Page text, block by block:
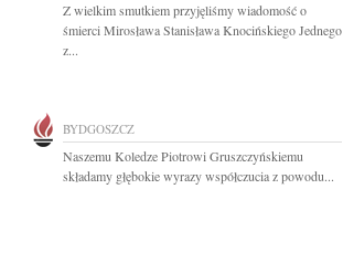
Z wielkim smutkiem przyjęliśmy wiadomość o
śmierci Mirosława Stanisława Knocińskiego Jednego
z...
BYDGOSZCZ
Naszemu Koledze Piotrowi Gruszczyńskiemu
składamy głębokie wyrazy współczucia z powodu...